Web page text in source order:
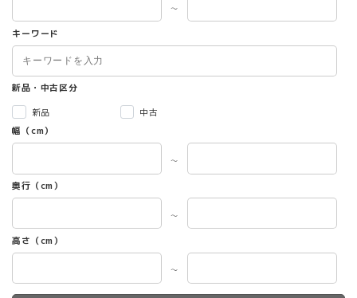
～
キーワード
新品・中古区分
新品
中古
幅（cm）
～
奥行（cm）
～
高さ（cm）
～